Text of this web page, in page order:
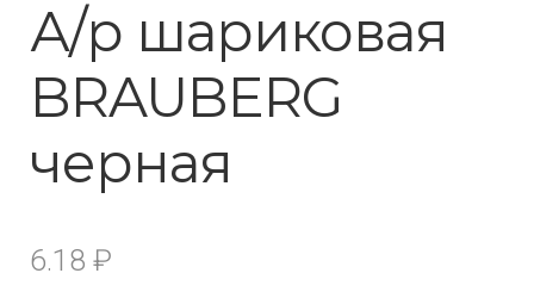
А/р шариковая
BRAUBERG
черная
6.18 ₽